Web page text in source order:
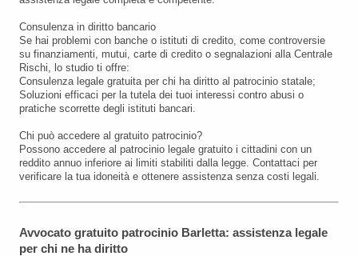
Consulenza in diritto bancario
Se hai problemi con banche o istituti di credito, come controversie
su finanziamenti, mutui, carte di credito o segnalazioni alla Centrale
Rischi, lo studio ti offre:
Consulenza legale gratuita per chi ha diritto al patrocinio statale;
Soluzioni efficaci per la tutela dei tuoi interessi contro abusi o
pratiche scorrette degli istituti bancari.
Chi può accedere al gratuito patrocinio?
Possono accedere al patrocinio legale gratuito i cittadini con un
reddito annuo inferiore ai limiti stabiliti dalla legge. Contattaci per
verificare la tua idoneità e ottenere assistenza senza costi legali.
Avvocato gratuito patrocinio Barletta: assistenza legale
per chi ne ha diritto